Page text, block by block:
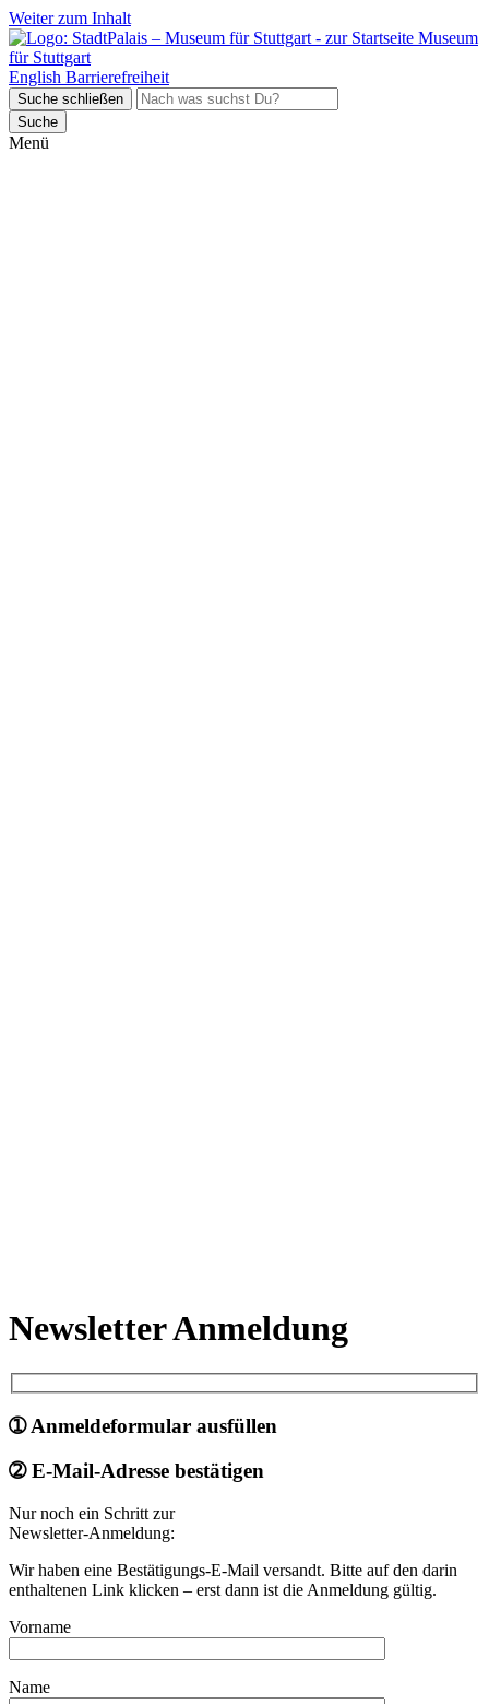
Weiter zum Inhalt
Museum
für Stuttgart
English Barrierefreiheit
Suche schließen
Suche
Menü
Newsletter Anmeldung
➀ Anmeldeformular ausfüllen
➁ E-Mail-Adresse bestätigen
Nur noch ein Schritt zur
Newsletter-Anmeldung:
Wir haben eine Bestätigungs-E-Mail versandt. Bitte auf den darin
enthaltenen Link klicken – erst dann ist die Anmeldung gültig.
Vorname
Name